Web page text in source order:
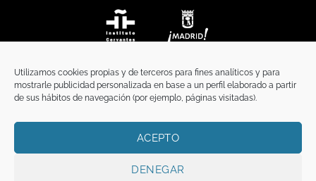
Utilizamos cookies propias y de terceros para fines analíticos y para
mostrarle publicidad personalizada en base a un perfil elaborado a partir
de sus hábitos de navegación (por ejemplo, páginas visitadas).
ACEPTO
DENEGAR
TÉRMINOS Y CONDICIONES